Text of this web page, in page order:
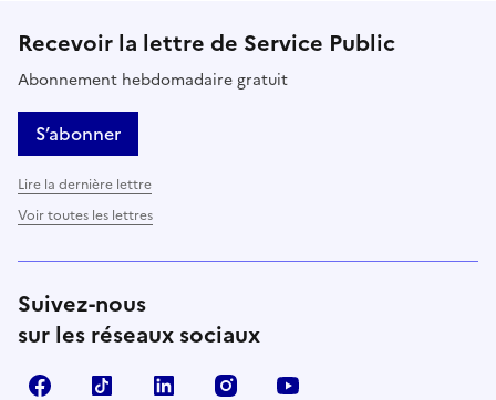
Recevoir la lettre de Service Public
Abonnement hebdomadaire gratuit
S’abonner
Lire la dernière lettre
Voir toutes les lettres
Suivez-nous
sur les réseaux sociaux
FacebookTikTok LinkedIn Instagram